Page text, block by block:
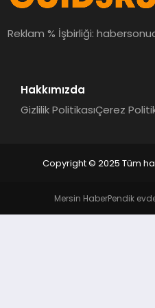
MAGAZIN
Reklam % İşbirliği:
Hakkımızda
Gizlilik PolitikasıÇerez
Copyright © 2025 Tüm
Mersin HaberPendik